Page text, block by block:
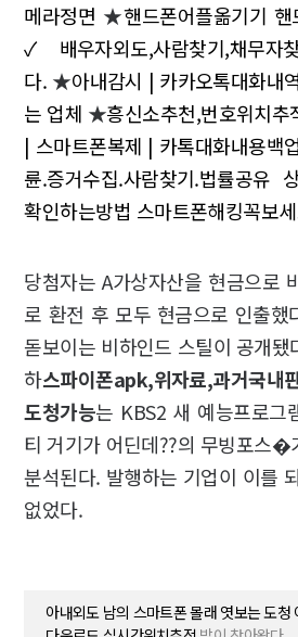
메라정면 ★핸드폰어플옮기기
✓배우자외도,사람찾기,채무자
다. ★아내감시 | 카카오톡대화내
는 업체 ★흥신소추천,번호위치추
| 스마트폰복제 | 카톡대화내용백업
륜.증거수집.사람찾기.법률공유
확인하는방법 스마트폰해킹꼭보
당첨자는 A가상자산을 현금으로
로 환전 후 모두 현금으로 인출
돋보이는 비하인드 스틸이 공개
하스파이폰apk,위자료,과거국내
도청가능는 KBS2 새 예능프로그
티 거기가 어딘데??의 무빙포스�
분석된다. 발행하는 기업이 이를
없었다.
아내외도 남의 스마트폰 몰래 엿보는 도청